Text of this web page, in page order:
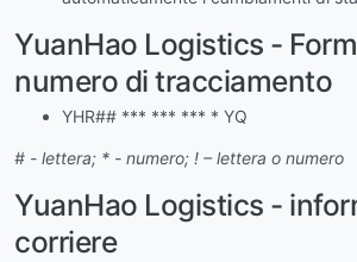
YuanHao Logistics -
numero di tracciamento
YHR## *** *** *** * YQ
# - lettera; * - numero; ! – lettera o numero
YuanHao Logistics -
corriere